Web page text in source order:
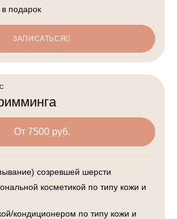
подарок
ЗАПИСАТЬСЯ
От 7500 руб.
созревшей шерсти
косметикой по типу кожи и
кондиционером по типу кожи и